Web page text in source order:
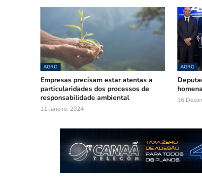
AGRO
Empresas precisam estar atentas a
particularidades dos processos de
responsabilidade ambiental
11 Janeiro, 2024
AGRO
16